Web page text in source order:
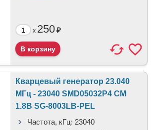
x 250₽
Кварцевый генератор 23.040
МГц - 23040 SMD05032P4 CM
1.8В SG-8003LB-PEL
Частота, кГц: 23040